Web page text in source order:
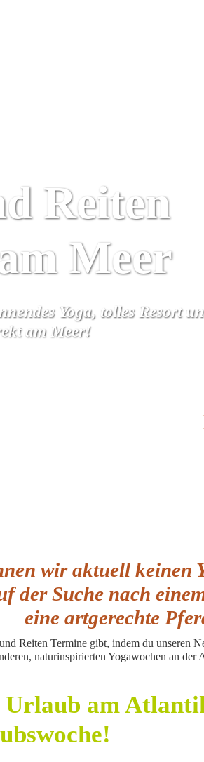
Reiten
Meer
Yoga, tolles Resort
am Meer!
wir aktuell keinen
der Suche nach
eine artgerechte
Reiten Termine gibt, indem du unseren
naturinspirierten Yogawochen an
Urlaub am